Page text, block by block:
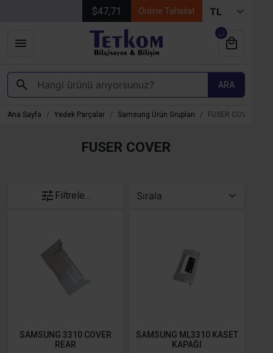
$47,71 Online Tahsilat
ARA
Ana Sayfa Yedek Parçalar Samsung Ürün Grupları FUSER COVER
FUSER COVER
Filtrele…
SAMSUNG 3310 COVER
REAR
SAMSUNG ML3310 KASET
KAPAĞI